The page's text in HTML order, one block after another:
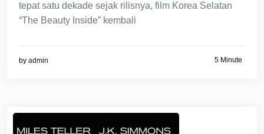
tepat satu dekade sejak rilisnya, film Korea Selatan
“The Beauty Inside” kembali
by admin 5 Minute